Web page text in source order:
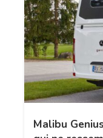
Malibu